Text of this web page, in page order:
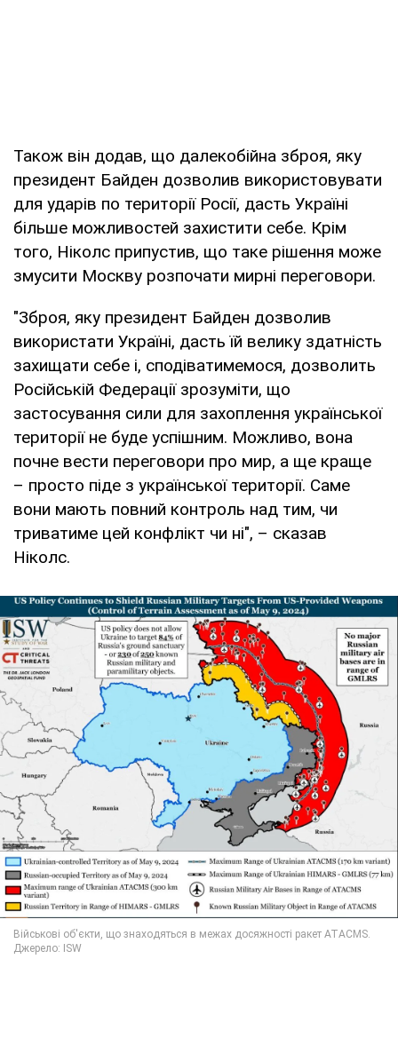
Також він додав, що далекобійна зброя, яку
президент Байден дозволив використовувати
для ударів по території Росії, дасть Україні
більше можливостей захистити себе. Крім
того, Ніколс припустив, що таке рішення може
змусити Москву розпочати мирні переговори.
"Зброя, яку президент Байден дозволив
використати Україні, дасть їй велику здатність
захищати себе і, сподіватимемося, дозволить
Російській Федерації зрозуміти, що
застосування сили для захоплення української
території не буде успішним. Можливо, вона
почне вести переговори про мир, а ще краще
– просто піде з української території. Саме
вони мають повний контроль над тим, чи
триватиме цей конфлікт чи ні", – сказав
Ніколс.